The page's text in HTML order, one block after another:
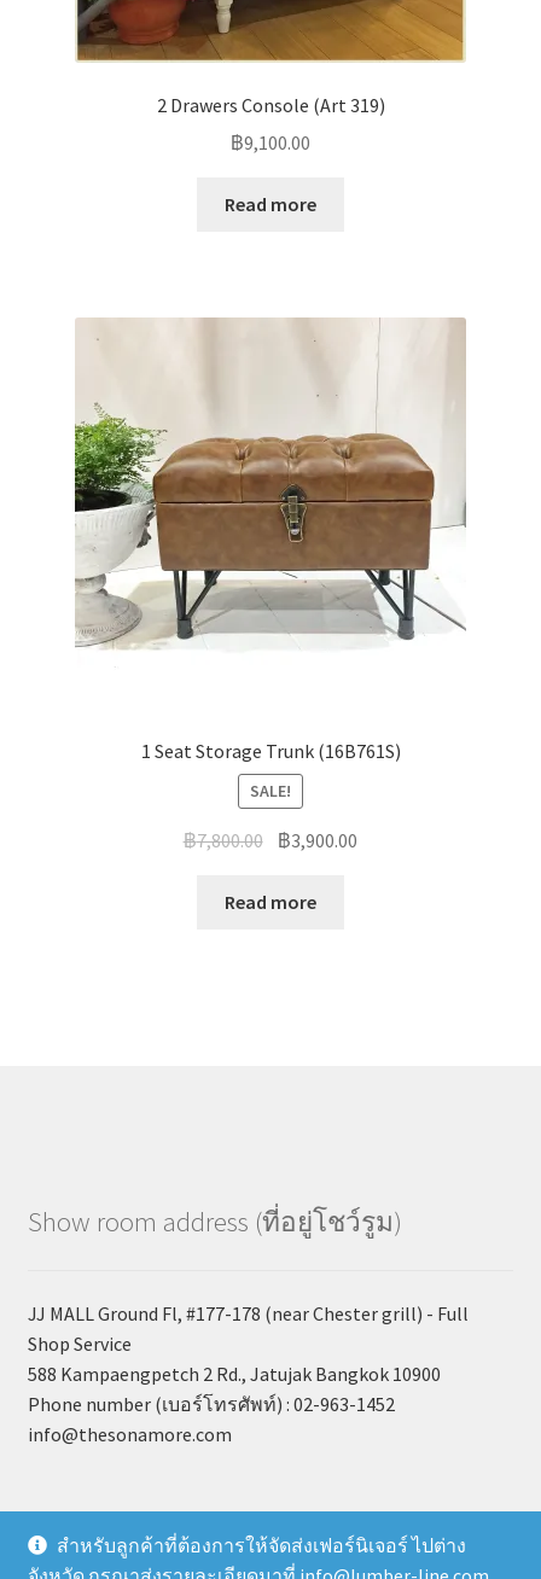
2 Drawers Console (Art 319)
฿9,100.00
Read more
1 Seat Storage Trunk (16B761S)
SALE!
฿7,800.00 ฿3,900.00
Read more
Show room address (ที่อยู่โชว์รูม)
JJ MALL Ground Fl, #177-178 (near Chester grill) - Full
Shop Service
588 Kampaengpetch 2 Rd., Jatujak Bangkok 10900
Phone number (เบอร์โทรศัพท์) : 02-963-1452
info@thesonamore.com
สำหรับลูกค้าที่ต้องการให้จัดส่งเฟอร์นิเจอร์ ไปต่าง